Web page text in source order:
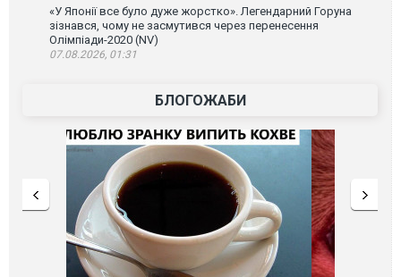
«У Японії все було дуже жорстко». Легендарний Горуна
зізнався, чому не засмутився через перенесення
Олімпіади-2020 (NV)
07.08.2026, 01:31
БЛОГОЖАБИ